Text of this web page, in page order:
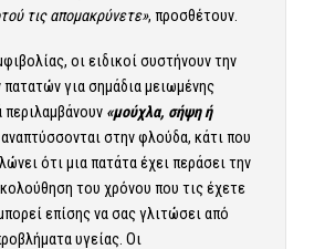
τις απομακρύνετε», προσθέτουν.
οι ειδικοί συστήνουν την
για σημάδια μειωμένης
«μούχλα, σήψη ή
στην φλούδα, κάτι που
ότι μια πατάτα έχει περάσει την
του χρόνου που τις έχετε
επίσης να σας γλιτώσει από
υγείας. Οι